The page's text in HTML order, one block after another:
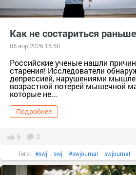
Как не состариться
06 апр 2026 15:58
Российские ученые нашли
старения! Исследователи
депрессией, нарушениями
возрастной потерей мышечной
которые не...
Подробнее
5 2
Теги: #swj swj #swjournal swjournal
#антиоксиданты #болезнь болезнь